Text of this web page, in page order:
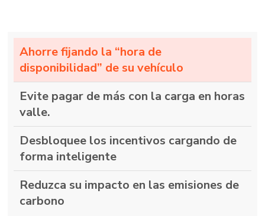
Ahorre fijando la “hora de
disponibilidad” de su vehículo
Evite pagar de más con la carga en horas
valle.
Desbloquee los incentivos cargando de
forma inteligente
Reduzca su impacto en las emisiones de
carbono